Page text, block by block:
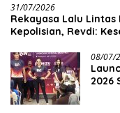
31/07/2026
Rekayasa Lalu Lintas
Kepolisian, Revdi:
08/07/
2026